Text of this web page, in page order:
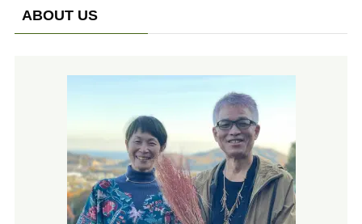
ABOUT US